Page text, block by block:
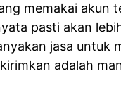
memakai akun
pasti akan
jasa untuk
adalah